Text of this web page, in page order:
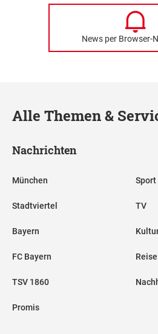
News per Browser-
Alle Themen &
Nachrichten
München
Stadtviertel
Bayern
FC Bayern
TSV 1860
Promis
Sport
TV
Reise